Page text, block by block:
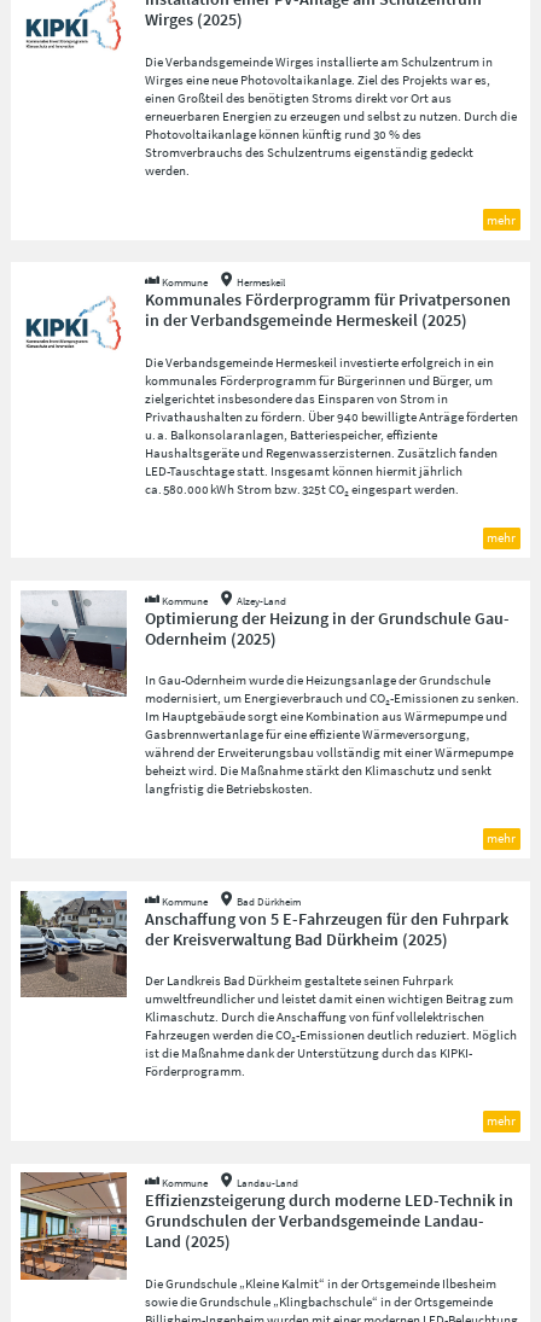
Wirges (2025)
Die Verbandsgemeinde Wirges installierte am Schulzentrum in
Wirges eine neue Photovoltaikanlage. Ziel des Projekts war es,
einen Großteil des benötigten Stroms direkt vor Ort aus
erneuerbaren Energien zu erzeugen und selbst zu nutzen. Durch die
Photovoltaikanlage können künftig rund 30 % des
Stromverbrauchs des Schulzentrums eigenständig gedeckt
werden.
mehr
Kommunales Förderprogramm für Privatpersonen
in der Verbandsgemeinde Hermeskeil (2025)
Kommune Hermeskeil
Die Verbandsgemeinde Hermeskeil investierte erfolgreich in ein
kommunales Förderprogramm für Bürgerinnen und Bürger, um
zielgerichtet insbesondere das Einsparen von Strom in
Privathaushalten zu fördern. Über 940 bewilligte Anträge förderten
u. a. Balkonsolaranlagen, Batteriespeicher, effiziente
Haushaltsgeräte und Regenwasserzisternen. Zusätzlich fanden
LED-Tauschtage statt. Insgesamt können hiermit jährlich
ca. 580.000 kWh Strom bzw. 325 t CO₂ eingespart werden.
mehr
Optimierung der Heizung in der Grundschule Gau-
Odernheim (2025)
Kommune Alzey-Land
In Gau-Odernheim wurde die Heizungsanlage der Grundschule
modernisiert, um Energieverbrauch und CO₂-Emissionen zu senken.
Im Hauptgebäude sorgt eine Kombination aus Wärmepumpe und
Gasbrennwertanlage für eine effiziente Wärmeversorgung,
während der Erweiterungsbau vollständig mit einer Wärmepumpe
beheizt wird. Die Maßnahme stärkt den Klimaschutz und senkt
langfristig die Betriebskosten.
mehr
Anschaffung von 5 E-Fahrzeugen für den Fuhrpark
der Kreisverwaltung Bad Dürkheim (2025)
Kommune Bad Dürkheim
Der Landkreis Bad Dürkheim gestaltete seinen Fuhrpark
umweltfreundlicher und leistet damit einen wichtigen Beitrag zum
Klimaschutz. Durch die Anschaffung von fünf vollelektrischen
Fahrzeugen werden die CO₂-Emissionen deutlich reduziert. Möglich
ist die Maßnahme dank der Unterstützung durch das KIPKI-
Förderprogramm.
mehr
Effizienzsteigerung durch moderne LED-Technik in
Grundschulen der Verbandsgemeinde Landau-
Land (2025)
Kommune Landau-Land
Die Grundschule „Kleine Kalmit“ in der Ortsgemeinde Ilbesheim
sowie die Grundschule „Klingbachschule“ in der Ortsgemeinde